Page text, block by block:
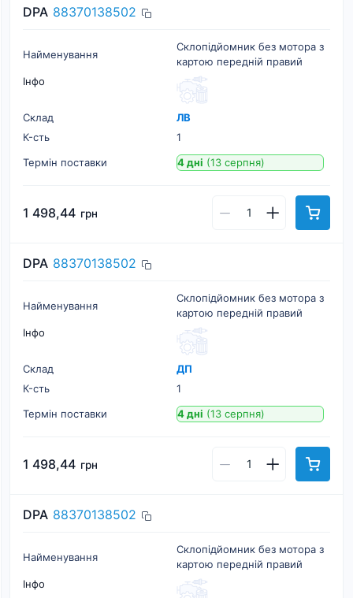
DPA 88370138502
Найменування
Склопідйомник без мотора з
картою передній правий
Інфо
Склад
ЛВ
К-cть
1
Термін поставки
4 дні (13 серпня)
1 498,44 грн
DPA 88370138502
Найменування
Склопідйомник без мотора з
картою передній правий
Інфо
Склад
ДП
К-cть
1
Термін поставки
4 дні (13 серпня)
1 498,44 грн
DPA 88370138502
Найменування
Склопідйомник без мотора з
картою передній правий
Інфо